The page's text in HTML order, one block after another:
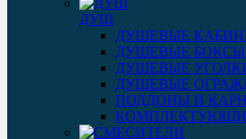
ДУШ
ДУШЕВЫЕ
ДУШЕВЫЕ БОКСЫ
ДУШЕВЫЕ
ДУШЕВЫЕ
ПОДДОНЫ И